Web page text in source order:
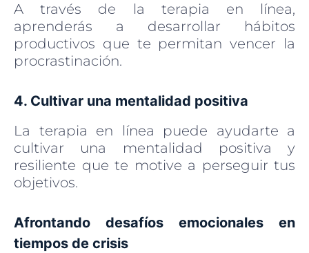
A través de la terapia en línea,
aprenderás a desarrollar hábitos
productivos que te permitan vencer la
procrastinación.
4. Cultivar una mentalidad positiva
La terapia en línea puede ayudarte a
cultivar una mentalidad positiva y
resiliente que te motive a perseguir tus
objetivos.
Afrontando desafíos emocionales en
tiempos de crisis